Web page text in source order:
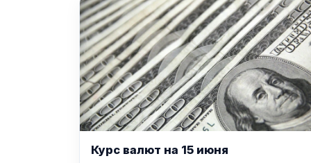
Курс валют на 15 июня